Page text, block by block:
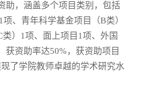
助，涵盖多个项目类别，包括
、青年科学基金项目（B类）
）1项、面上项目1项、外国
获资助率达50%，获资助项目
了学院教师卓越的学术研究水